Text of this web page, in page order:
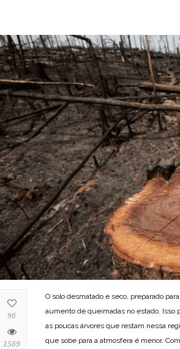
O solo desmatado e seco, preparado
aumento de queimadas no estado. Isso
as poucas árvores que restam nessa
que sobe para a atmosfera é menor.
96
1589